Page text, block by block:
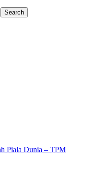
Piala Dunia – TPM